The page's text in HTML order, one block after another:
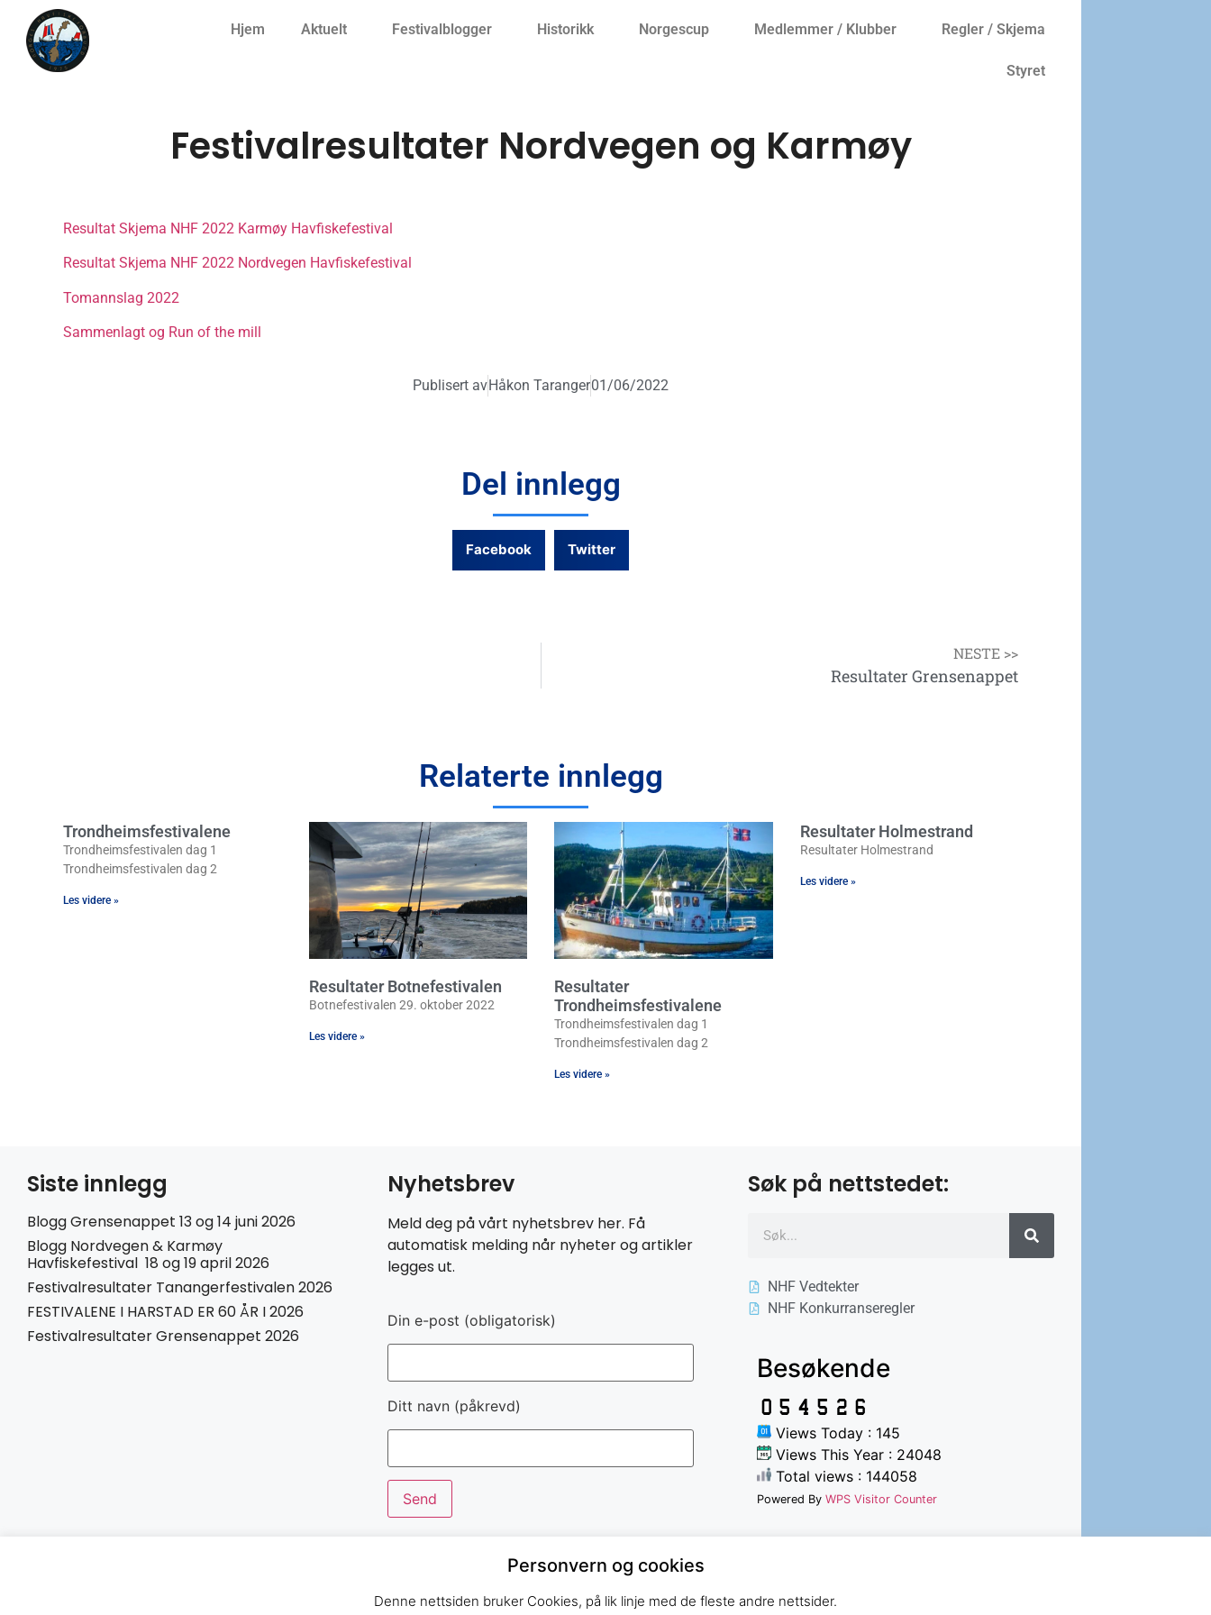
Hjem Aktuelt Festivalblogger Historikk Norgescup Medlemmer / Klubber Regler / Skjema
Styret
Festivalresultater Nordvegen og Karmøy
Resultat Skjema NHF 2022 Karmøy Havfiskefestival
Resultat Skjema NHF 2022 Nordvegen Havfiskefestival
Tomannslag 2022
Sammenlagt og Run of the mill
Publisert avHåkon Taranger01/06/2022
Del innlegg
Facebook Twitter
NESTE >>
Resultater Grensenappet
Relaterte innlegg
Trondheimsfestivalene
Trondheimsfestivalen dag 1
Trondheimsfestivalen dag 2
Les videre »
Resultater Botnefestivalen
Botnefestivalen 29. oktober 2022
Les videre »
Resultater
Trondheimsfestivalene
Trondheimsfestivalen dag 1
Trondheimsfestivalen dag 2
Les videre »
Resultater Holmestrand
Resultater Holmestrand
Les videre »
Siste innlegg
Blogg Grensenappet 13 og 14 juni 2026
Blogg Nordvegen & Karmøy
Havfiskefestival 18 og 19 april 2026
Festivalresultater Tanangerfestivalen 2026
FESTIVALENE I HARSTAD ER 60 ÅR I 2026
Festivalresultater Grensenappet 2026
Nyhetsbrev
Meld deg på vårt nyhetsbrev her. Få
automatisk melding når nyheter og artikler
legges ut.
Din e-post (obligatorisk)
Ditt navn (påkrevd)
Søk på nettstedet:
NHF Vedtekter
NHF Konkurranseregler
Besøkende
Views Today : 145
Views This Year : 24048
Total views : 144058
Powered By WPS Visitor Counter
Personvern og cookies
Denne nettsiden bruker Cookies, på lik linje med de fleste andre nettsider.